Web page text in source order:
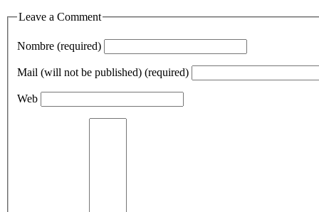
Leave a Comment
Nombre (required)
Mail (will not be published) (required)
Web